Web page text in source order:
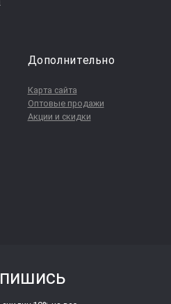
Дополнительно
Карта сайта
Оптовые продажи
Акции и скидки